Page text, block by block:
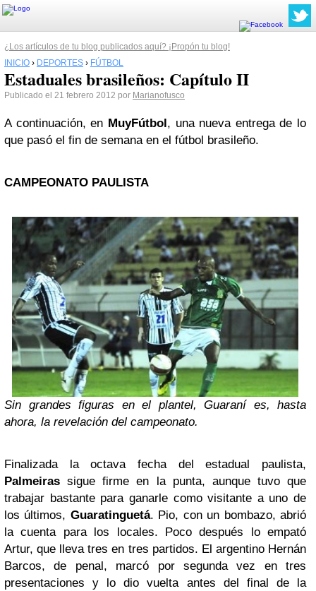
¿Los artículos de tu blog publicados aquí? ¡Propón tu blog!
INICIO › DEPORTES › FÚTBOL
Estaduales brasileños: Capítulo II
Publicado el 21 febrero 2012 por Marianofusco
A continuación, en MuyFútbol, una nueva entrega de lo
que pasó el fin de semana en el fútbol brasileño.
CAMPEONATO PAULISTA
Sin grandes figuras en el plantel, Guaraní es, hasta
ahora, la revelación del campeonato.
Finalizada la octava fecha del estadual paulista,
Palmeiras sigue firme en la punta, aunque tuvo que
trabajar bastante para ganarle como visitante a uno de
los últimos, Guaratinguetá. Pio, con un bombazo, abrió
la cuenta para los locales. Poco después lo empató
Artur, que lleva tres en tres partidos. El argentino Hernán
Barcos, de penal, marcó por segunda vez en tres
presentaciones y lo dio vuelta antes del final de la